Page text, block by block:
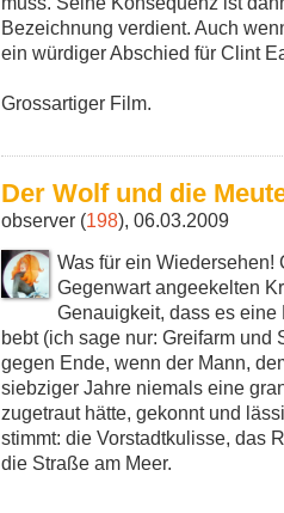
Bezeichnung verdient. Auch
ein würdiger Abschied für Clint
Grossartiger Film.
Der Wolf und die
observer (198), 06.03.2009
Was für ein
Gegenwart angeekelten
Genauigkeit, dass es
bebt (ich sage nur: Greifarm
gegen Ende, wenn der Mann,
siebziger Jahre niemals eine
zugetraut hätte, gekonnt und
stimmt: die Vorstadtkulisse, das
die Straße am Meer.